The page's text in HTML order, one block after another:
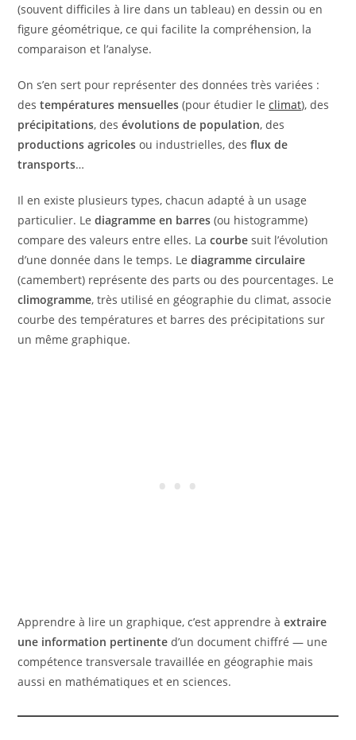
(souvent difficiles à lire dans un tableau) en dessin ou en
figure géométrique, ce qui facilite la compréhension, la
comparaison et l’analyse.
On s’en sert pour représenter des données très variées :
destempératures mensuelles (pour étudier leclimat), des
précipitations, desévolutions de population, des
productions agricoles ou industrielles, desflux de
transports…
Il en existe plusieurs types, chacun adapté à un usage
particulier. Lediagramme en barres (ou histogramme)
compare des valeurs entre elles. Lacourbe suit l’évolution
d’une donnée dans le temps. Lediagramme circulaire
(camembert) représente des parts ou des pourcentages. Le
climogramme, très utilisé en géographie du climat, associe
courbe des températures et barres des précipitations sur
un même graphique.
Apprendre à lire un graphique, c’est apprendre àextraire
une information pertinente d’un document chiffré — une
compétence transversale travaillée en géographie mais
aussi en mathématiques et en sciences.